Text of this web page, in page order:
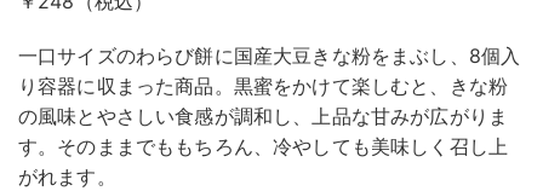
一口サイズのわらび餅に国産大豆きな粉をまぶし、8個入
り容器に収まった商品。黒蜜をかけて楽しむと、きな粉
の風味とやさしい食感が調和し、上品な甘みが広がりま
す。そのままでももちろん、冷やしても美味しく召し上
がれます。